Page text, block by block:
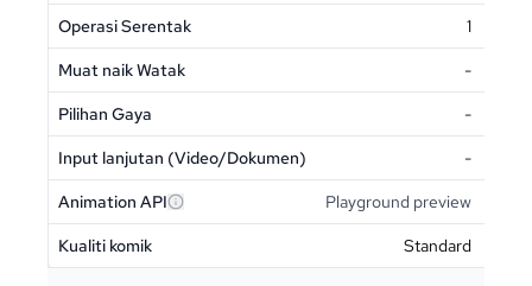
Operasi Serentak 1
Muat naik Watak -
Pilihan Gaya -
Input lanjutan (Video/Dokumen) -
Animation API Playground preview
Kualiti komik Standard